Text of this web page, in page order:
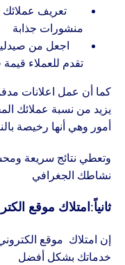
تعريف عملائك
منشورات جذابة
اجعل من
تقدم للعملاء
كما أن عمل اعلانات
يزيد من نسبة عملائك
أمور وهي أنها رخيصة
وتعطي نتائج سريعة
نشاطك الجغرافي
ثانياً:امتلاك موقع
إن امتلاك موقع
خدماتك بشكل أفضل